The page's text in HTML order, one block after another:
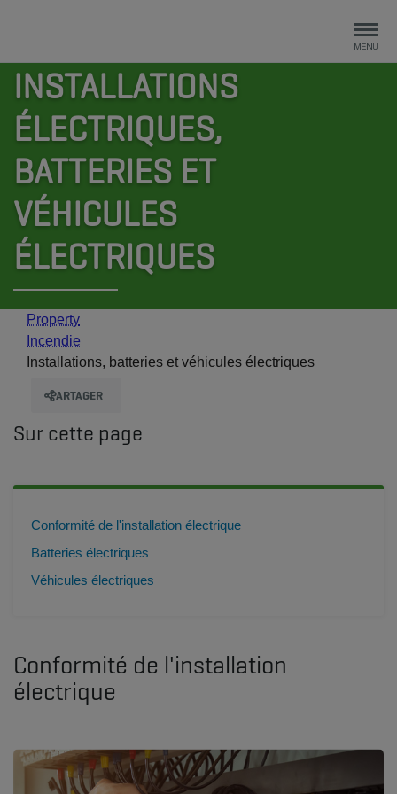
INSTALLATIONS
ÉLECTRIQUES,
BATTERIES ET
VÉHICULES
ÉLECTRIQUES
Property
Incendie
Installations, batteries et véhicules électriques
PARTAGER
Sur cette page
Conformité de l'installation électrique
Batteries électriques
Véhicules électriques
Conformité de l'installation
électrique